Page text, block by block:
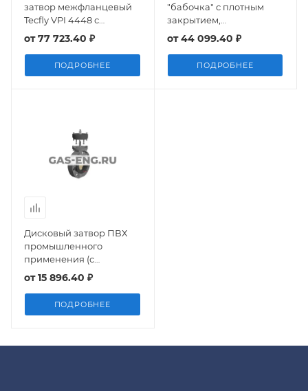
затвор межфланцевый
Tecfly VPI 4448 с
электроприводом
Nutork, Tecofi
от77 723.40 ₽
ПОДРОБНЕЕ
"бабочка" с плотным
закрытием,
межфланцевый,
Siemens
от44 099.40 ₽
ПОДРОБНЕЕ
Дисковый затвор ПВХ
промышленного
применения (с
площадкой под привод),
от15 896.40 ₽
ПОДРОБНЕЕ